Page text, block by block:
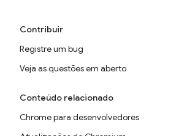
Contribuir
Registre um bug
Veja as questões em aberto
Conteúdo relacionado
Chrome para desenvolvedores